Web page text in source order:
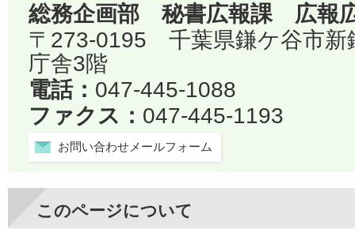
総務企画部 秘書広報課 広報
〒273-0195 千葉県鎌ケ谷市
庁舎3階
電話： 047-445-1088
ファクス： 047-445-1193
お問い合わせメールフォーム
このページについて